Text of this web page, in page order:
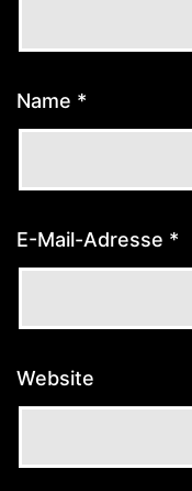
Name *
E-Mail-Adresse *
Website